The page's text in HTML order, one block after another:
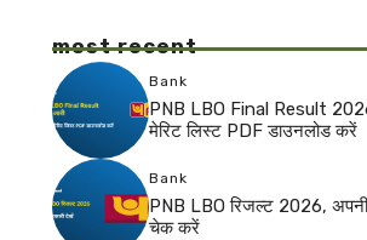
most recent
Bank
PNB LBO Final Result
मेरिट लिस्ट PDF डाउनलोड करें
Bank
PNB LBO रिजल्ट 2026, अपनी
चेक करें